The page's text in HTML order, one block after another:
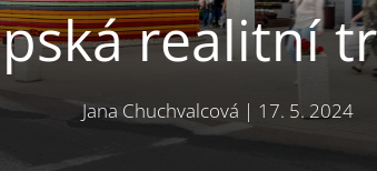
realitní
Jana Chuchvalcová | 17. 5. 2024